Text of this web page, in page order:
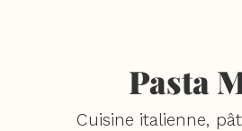
Pasta
Cuisine italienne,